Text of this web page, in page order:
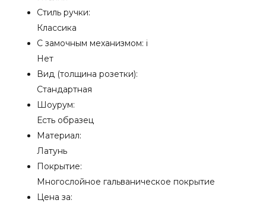
Стиль ручки:
Классика
С замочным механизмом: i
Нет
Вид (толщина розетки):
Стандартная
Шоурум:
Есть образец
Материал:
Латунь
Покрытие:
Многослойное гальваническое покрытие
Цена за: